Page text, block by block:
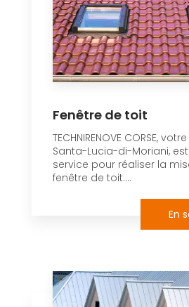
Fenêtre de toit
TECHNIRENOVE CORSE,
Santa-Lucia-di-Moriani,
service pour réaliser la
fenêtre de toit....
En